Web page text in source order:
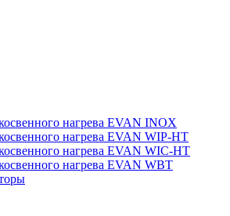
нагрева EVAN INOX
нагрева EVAN WIP-HT
нагрева EVAN WIC-HT
нагрева EVAN WBT